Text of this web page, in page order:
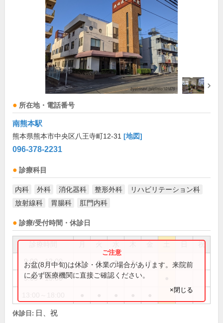
所在地・電話番号
南熊本駅
熊本県熊本市中央区八王寺町12-31 [地図]
096-378-2231
診療科目
内科 外科 消化器科 整形外科
リハビリテーション科
放射線科
胃腸科 肛門内科
診療/受付時間・休診日
祝
9:00～12:00 ● ● ● ● ●
9:00～13:00
お盆(8月中旬)は休診・休業の場合があります。来院前
に必ず医療機関に直接ご確認ください。
×閉じる
休診日: 日、祝